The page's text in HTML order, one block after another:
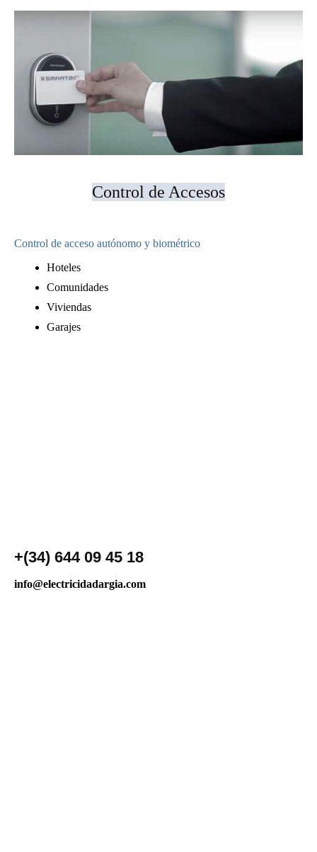
Control de Accesos
Control de acceso autónomo y biométrico
Hoteles
Comunidades
Viviendas
Garajes
+(34) 644 09 45 18
info@electricidadargia.com